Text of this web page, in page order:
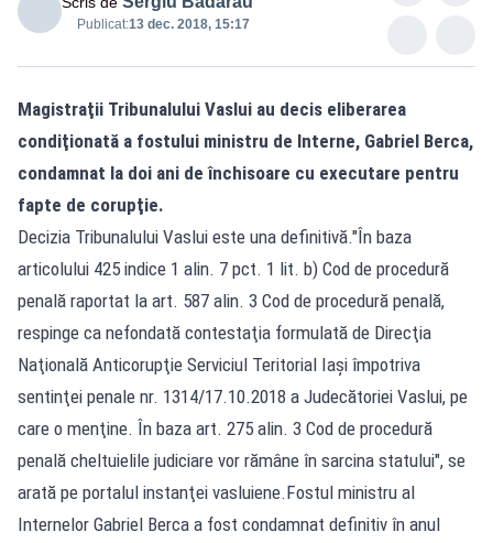
Publicat:13 dec. 2018, 15:17
Magistraţii Tribunalului Vaslui au decis eliberarea
condiţionată a fostului ministru de Interne, Gabriel Berca,
condamnat la doi ani de închisoare cu executare pentru
fapte de corupţie.
Decizia Tribunalului Vaslui este una definitivă."În baza
articolului 425 indice 1 alin. 7 pct. 1 lit. b) Cod de procedură
penală raportat la art. 587 alin. 3 Cod de procedură penală,
respinge ca nefondată contestaţia formulată de Direcţia
Naţională Anticorupţie Serviciul Teritorial Iaşi împotriva
sentinţei penale nr. 1314/17.10.2018 a Judecătoriei Vaslui, pe
care o menţine. În baza art. 275 alin. 3 Cod de procedură
penală cheltuielile judiciare vor rămâne în sarcina statului", se
arată pe portalul instanţei vasluiene.Fostul ministru al
Internelor Gabriel Berca a fost condamnat definitiv în anul